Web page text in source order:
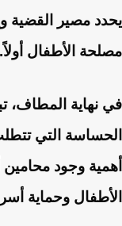
يحدد مصير القضية
مصلحة الأطفال أولاً.
في نهاية المطاف،
الحساسة التي
أهمية وجود
الأطفال وحماية